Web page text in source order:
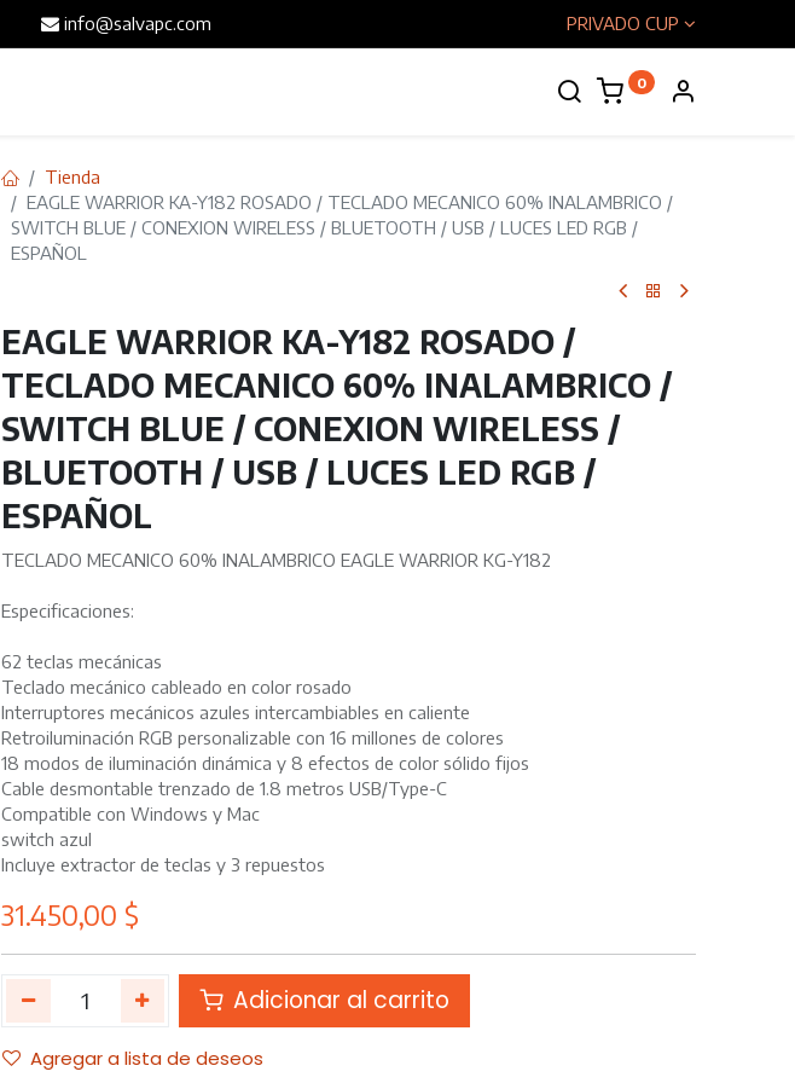
info@salvapc.com PRIVADO CUP
0
Tienda
EAGLE WARRIOR KA-Y182 ROSADO / TECLADO MECANICO 60% INALAMBRICO /
SWITCH BLUE / CONEXION WIRELESS / BLUETOOTH / USB / LUCES LED RGB /
ESPAÑOL
EAGLE WARRIOR KA-Y182 ROSADO /
TECLADO MECANICO 60% INALAMBRICO /
SWITCH BLUE / CONEXION WIRELESS /
BLUETOOTH / USB / LUCES LED RGB /
ESPAÑOL
TECLADO MECANICO 60% INALAMBRICO EAGLE WARRIOR KG-Y182
Especificaciones:
62 teclas mecánicas
Teclado mecánico cableado en color rosado
Interruptores mecánicos azules intercambiables en caliente
Retroiluminación RGB personalizable con 16 millones de colores
18 modos de iluminación dinámica y 8 efectos de color sólido fijos
Cable desmontable trenzado de 1.8 metros USB/Type-C
Compatible con Windows y Mac
switch azul
Incluye extractor de teclas y 3 repuestos
31.450,00 $
Adicionar al carrito
Agregar a lista de deseos